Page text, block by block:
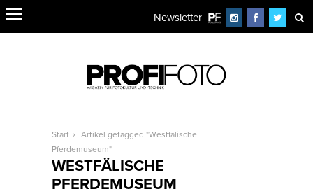
Newsletter
Start
Artikel getagged "Westfälische
Pferdemuseum"
WESTFÄLISCHE
PFERDEMUSEUM